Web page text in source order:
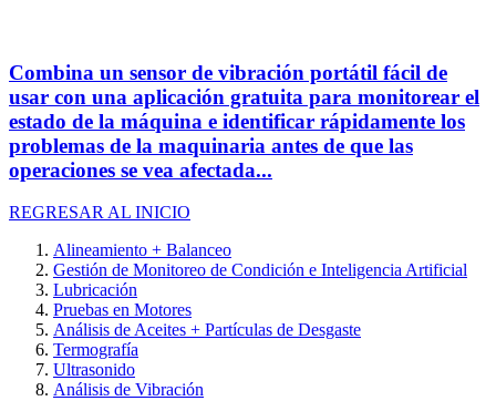
Combina un sensor de vibración portátil fácil de
usar con una aplicación gratuita para monitorear el
estado de la máquina e identificar rápidamente los
problemas de la maquinaria antes de que las
operaciones se vea afectada...
REGRESAR AL INICIO
Alineamiento + Balanceo
Gestión de Monitoreo de Condición e Inteligencia Artificial
Lubricación
Pruebas en Motores
Análisis de Aceites + Partículas de Desgaste
Termografía
Ultrasonido
Análisis de Vibración